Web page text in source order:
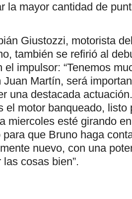
la mayor cantidad de
Giustozzi, motorista
también se refirió al
el impulsor: “Tenemos
Juan Martín, será
una destacada
el motor banqueado, listo
miercoles esté girando
que Bruno haga
nuevo, con una
cosas bien”.